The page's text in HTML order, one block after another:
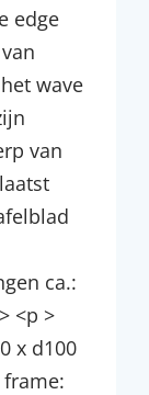
edge
wave
van
ca.:
<p >
x d100